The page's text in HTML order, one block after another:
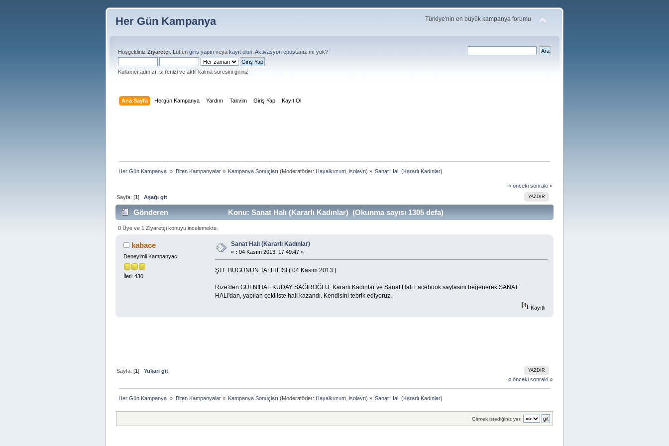
Her Gün Kampanya Türkiye'nin en büyük kampanya forumu
Hoşgeldiniz Ziyaretçi . Lütfen giriş yapın veya kayıt olun Aktivasyon epostanız mı yok?
Kullanıcı adınızı, şifrenizi ve aktif kalma süresini giriniz
Ana Sayfa Hergün Kampanya Yardım Takvim Giriş Yap Kayıt Ol
Her Gün Kampanya » Biten Kampanyalar» Kampanya Sonuçları (Moderatörler: Hayalkuzum, isolayn) » Sanat Halı (Kararlı Kadınlar)
« önceki sonraki »
YAZDIR
Sayfa: [1]Aşağı git
Gönderen Konu: Sanat Halı (Kararlı Kadınlar) (Okunma sayısı 1305 defa)
0 Üye ve 1 Ziyaretçi konuyu incelemekte.
kabace
Deneyimli Kampanyacı
İleti: 430
Sanat Halı (Kararlı Kadınlar)
« : 04 Kasım 2013, 17:49:47 »
ŞTE BUGÜNÜN TALİHLİSİ ( 04 Kasım 2013 )
Rize'den GÜLNİHAL KUDAY SAĞIROĞLU. Kararlı Kadınlar ve Sanat Halı Facebook sayfasını beğenerek SANAT
HALI'dan, yapılan çekilişte halı kazandı. Kendisini tebrik ediyoruz.
Kayıtlı
YAZDIR
Sayfa: [1]Yukarı git
« önceki sonraki »
Her Gün Kampanya » Biten Kampanyalar» Kampanya Sonuçları (Moderatörler: Hayalkuzum, isolayn) » Sanat Halı (Kararlı Kadınlar)
Gitmek istediğiniz yer: